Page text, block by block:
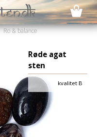
Ro & balance
Røde agat
sten
kvalitet B